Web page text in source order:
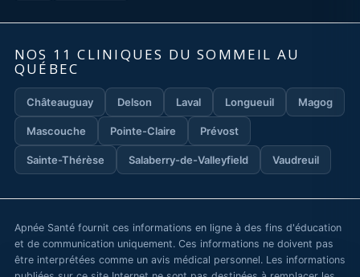
NOS 11 CLINIQUES DU SOMMEIL AU
QUÉBEC
Châteauguay Delson Laval Longueuil Magog
Mascouche Pointe-Claire Prévost
Sainte-Thérèse Salaberry-de-Valleyfield Vaudreuil
Apnée Santé fournit ces informations en ligne à des fins d'éducation
et de communication uniquement. Ces informations ne doivent pas
être interprétées comme un avis médical personnel. Les informations